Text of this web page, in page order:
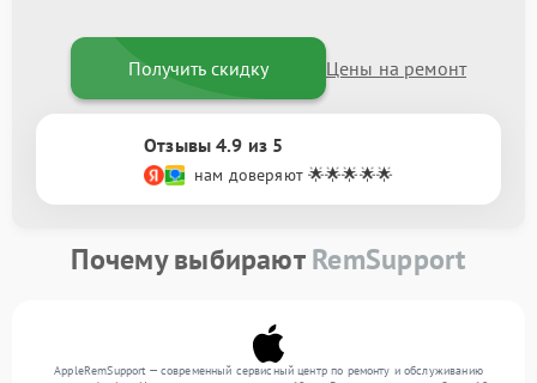
Получить скидку Цены на ремонт
Отзывы 4.9 из 5
нам доверяют 🌟🌟🌟🌟🌟
Почему выбираютRemSupport
AppleRemSupport — современный сервисный центр по ремонту и обслуживанию